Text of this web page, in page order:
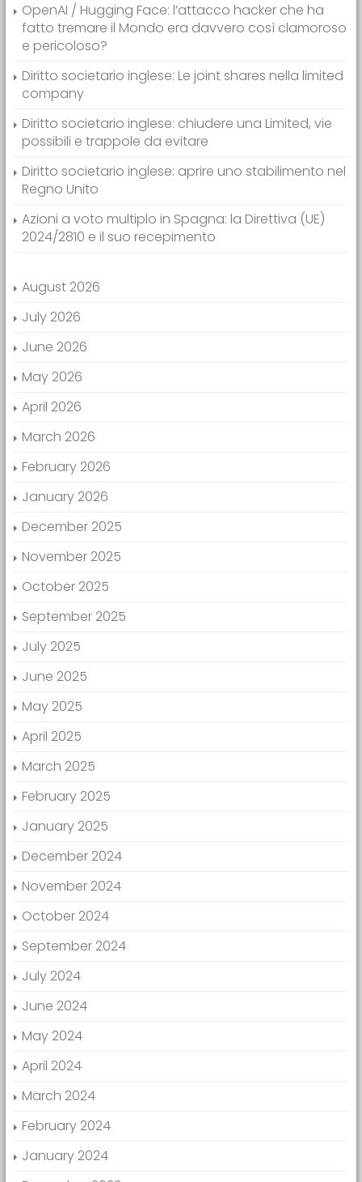
OpenAI / Hugging Face: l’attacco hacker che ha
fatto tremare il Mondo era davvero così clamoroso
e pericoloso?
Diritto societario inglese: Le joint shares nella limited
company
Diritto societario inglese: chiudere una Limited, vie
possibili e trappole da evitare
Diritto societario inglese: aprire uno stabilimento nel
Regno Unito
Azioni a voto multiplo in Spagna: la Direttiva (UE)
2024/2810 e il suo recepimento
August 2026
July 2026
June 2026
May 2026
April 2026
March 2026
February 2026
January 2026
December 2025
November 2025
October 2025
September 2025
July 2025
June 2025
May 2025
April 2025
March 2025
February 2025
January 2025
December 2024
November 2024
October 2024
September 2024
July 2024
June 2024
May 2024
April 2024
March 2024
February 2024
January 2024